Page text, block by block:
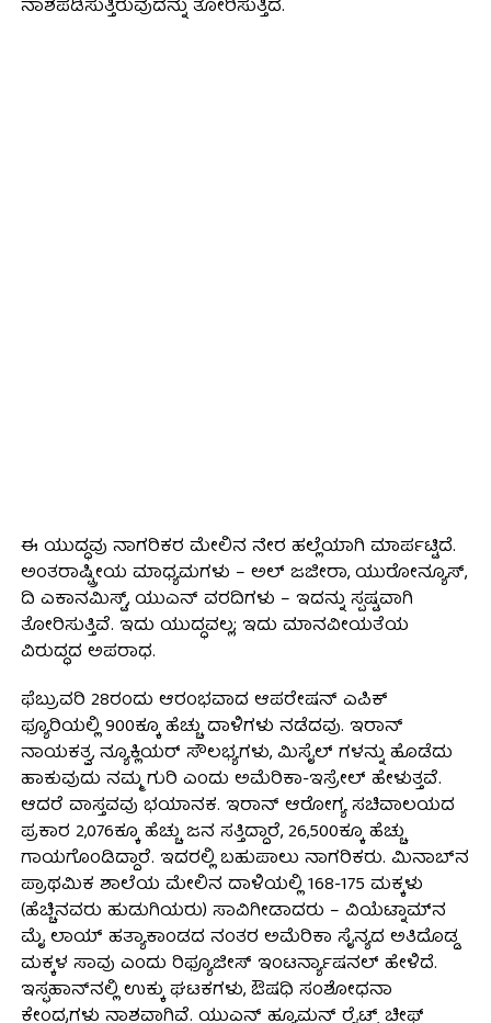
ನಾಶಪಡಿಸುತ್ತಿರುವುದನ್ನು ತೋರಿಸುತ್ತಿದೆ.
ಈ ಯುದ್ಧವು ನಾಗರಿಕರ ಮೇಲಿನ ನೇರ ಹಲ್ಲೆಯಾಗಿ ಮಾರ್ಪಟ್ಟಿದೆ.
ಅಂತರಾಷ್ಟ್ರೀಯ ಮಾಧ್ಯಮಗಳು – ಅಲ್ ಜಜೀರಾ, ಯುರೋನ್ಯೂಸ್,
ದಿ ಎಕಾನಮಿಸ್ಟ್, ಯುಎನ್ ವರದಿಗಳು – ಇದನ್ನು ಸ್ಪಷ್ಟವಾಗಿ
ತೋರಿಸುತ್ತಿವೆ. ಇದು ಯುದ್ಧವಲ್ಲ; ಇದು ಮಾನವೀಯತೆಯ
ವಿರುದ್ಧದ ಅಪರಾಧ.
ಫೆಬ್ರುವರಿ 28ರಂದು ಆರಂಭವಾದ ಆಪರೇಷನ್ ಎಪಿಕ್
ಫ್ಯೂರಿಯಲ್ಲಿ 900ಕ್ಕೂ ಹೆಚ್ಚು ದಾಳಿಗಳು ನಡೆದವು. ಇರಾನ್
ನಾಯಕತ್ವ, ನ್ಯೂಕ್ಲಿಯರ್ ಸೌಲಭ್ಯಗಳು, ಮಿಸೈಲ್ ಗಳನ್ನು ಹೊಡೆದು
ಹಾಕುವುದು ನಮ್ಮ ಗುರಿ ಎಂದು ಅಮೆರಿಕಾ-ಇಸ್ರೇಲ್ ಹೇಳುತ್ತವೆ.
ಆದರೆ ವಾಸ್ತವವು ಭಯಾನಕ. ಇರಾನ್ ಆರೋಗ್ಯ ಸಚಿವಾಲಯದ
ಪ್ರಕಾರ 2,076ಕ್ಕೂ ಹೆಚ್ಚು ಜನ ಸತ್ತಿದ್ದಾರೆ, 26,500ಕ್ಕೂ ಹೆಚ್ಚು
ಗಾಯಗೊಂಡಿದ್ದಾರೆ. ಇದರಲ್ಲಿ ಬಹುಪಾಲು ನಾಗರಿಕರು. ಮಿನಾಬ್‌ನ
ಪ್ರಾಥಮಿಕ ಶಾಲೆಯ ಮೇಲಿನ ದಾಳಿಯಲ್ಲಿ 168-175 ಮಕ್ಕಳು
(ಹೆಚ್ಚಿನವರು ಹುಡುಗಿಯರು) ಸಾವಿಗೀಡಾದರು – ವಿಯೆಟ್ನಾಮ್‌ನ
ಮೈ ಲಾಯ್ ಹತ್ಯಾಕಾಂಡದ ನಂತರ ಅಮೆರಿಕಾ ಸೈನ್ಯದ ಅತಿದೊಡ್ಡ
ಮಕ್ಕಳ ಸಾವು ಎಂದು ರಿಫ್ಯೂಜೀಸ್ ಇಂಟರ್ನ್ಯಾಷನಲ್ ಹೇಳಿದೆ.
ಇಸ್ಫಹಾನ್‌ನಲ್ಲಿ ಉಕ್ಕು ಘಟಕಗಳು, ಔಷಧಿ ಸಂಶೋಧನಾ